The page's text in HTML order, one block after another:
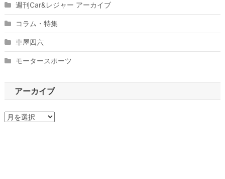
週刊Car&レジャー アーカイブ
コラム・特集
車屋四六
モータースポーツ
アーカイブ
ア